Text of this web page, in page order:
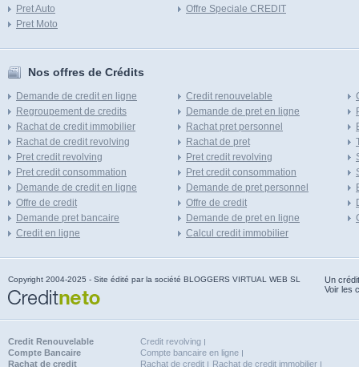
Pret Auto
Pret Moto
Offre Speciale CREDIT
Nos offres de Crédits
Demande de credit en ligne
Regroupement de credits
Rachat de credit immobilier
Rachat de credit revolving
Pret credit revolving
Pret credit consommation
Demande de credit en ligne
Offre de credit
Demande pret bancaire
Credit en ligne
Credit renouvelable
Demande de pret en ligne
Rachat pret personnel
Rachat de pret
Pret credit revolving
Pret credit consommation
Demande de pret personnel
Offre de credit
Demande de pret en ligne
Calcul credit immobilier
Copyright 2004-2025 - Site édité par la société BLOGGERS VIRTUAL WEB SL
Un
Voir les
Credit Renouvelable
Credit revolving
Compte Bancaire
Compte bancaire en ligne
Rachat de credit
Rachat de credit Rachat de credit immobilier